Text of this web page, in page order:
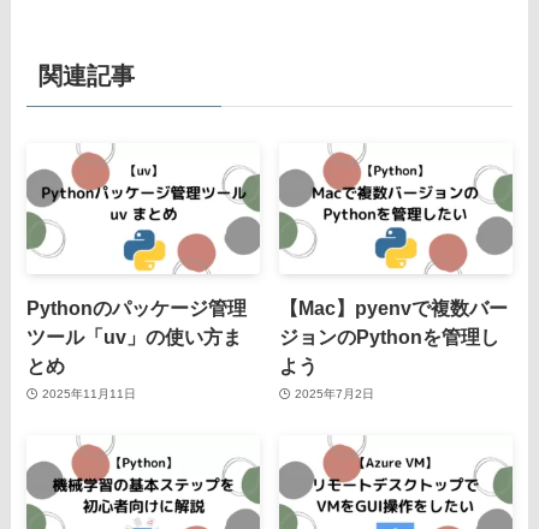
関連記事
Pythonのパッケージ管理
ツール「uv」の使い方ま
とめ
2025年11月11日
【Mac】pyenvで複数バー
ジョンのPythonを管理し
よう
2025年7月2日